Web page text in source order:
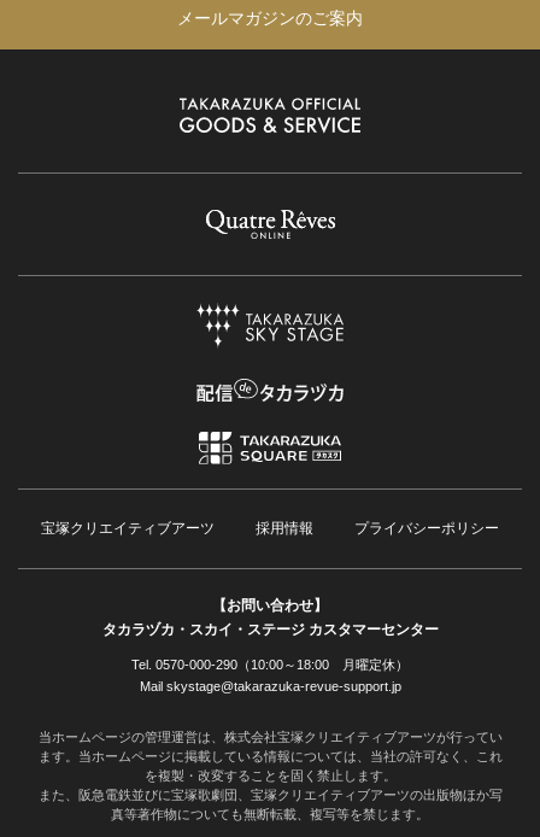
メールマガジンのご案内
宝塚クリエイティブアーツ 採用情報 プライバシーポリシー
【お問い合わせ】
タカラヅカ・スカイ・ステージ カスタマーセンター
Tel. 0570-000-290（10:00～18:00 月曜定休）
Mail skystage@takarazuka-revue-support.jp
当ホームページの管理運営は、株式会社宝塚クリエイティブアーツが行ってい
ます。当ホームページに掲載している情報については、当社の許可なく、これ
を複製・改変することを固く禁止します。
また、阪急電鉄並びに宝塚歌劇団、宝塚クリエイティブアーツの出版物ほか写
真等著作物についても無断転載、複写等を禁じます。